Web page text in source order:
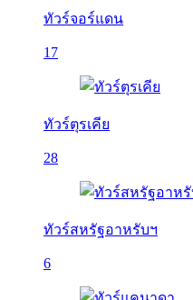
ทัวร์จอร์แดน
17
ทัวร์ตุรเคีย
28
ทัวร์สหรัฐอาหรับฯ
6